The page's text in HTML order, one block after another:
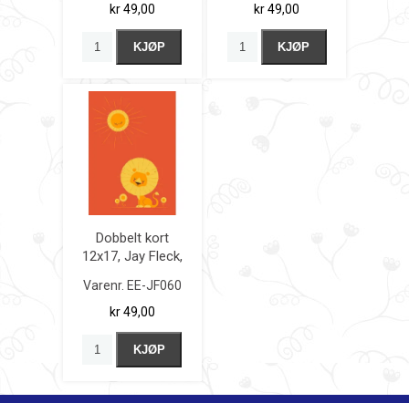
kr 49,00
KJØP
kr 49,00
KJØP
Dobbelt kort
12x17, Jay Fleck,
sun
Varenr. EE-JF060
kr 49,00
KJØP